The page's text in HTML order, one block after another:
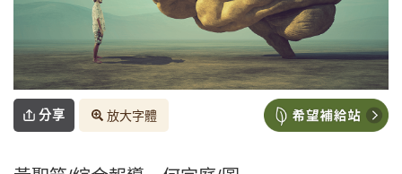
分享 放大字體